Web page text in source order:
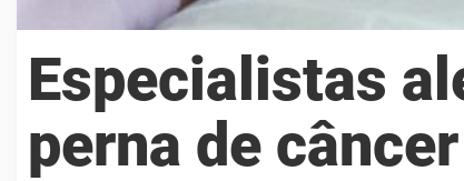
Especialistas
perna de